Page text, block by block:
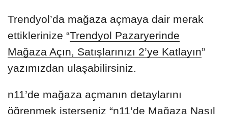
Trendyol’da mağaza açmaya dair merak
ettiklerinize “Trendyol Pazaryerinde
Mağaza Açın, Satışlarınızı 2’ye Katlayın”
yazımızdan ulaşabilirsiniz.
n11’de mağaza açmanın detaylarını
öğrenmek isterseniz “n11’de Mağaza Nasıl